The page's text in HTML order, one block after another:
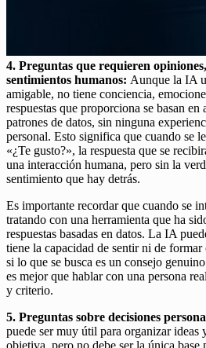
4. Preguntas que requieren
sentimientos humanos: Aunque la IA
amigable, no tiene conciencia,
respuestas que proporciona se basan
patrones de datos, sin ninguna
personal. Esto significa que cuando se
«¿Te gusto?», la respuesta que se
una interacción humana, pero sin la
sentimiento que hay detrás.
Es importante recordar que cuando se
tratando con una herramienta que ha
respuestas basadas en datos. La IA
tiene la capacidad de sentir ni de
si lo que se busca es un consejo
es mejor que hablar con una persona
y criterio.
5. Preguntas sobre decisiones
puede ser muy útil para organizar
objetiva, pero no debe ser la única base